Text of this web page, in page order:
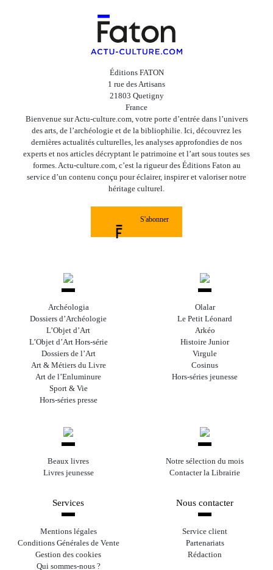
Éditions FATON
1 rue des Artisans
21803 Quetigny
France
Bienvenue sur Actu-culture.com, votre porte d’entrée dans l’univers
des arts, de l’archéologie et de la bibliophilie. Ici, découvrez les
dernières actualités culturelles, les analyses approfondies de nos
experts et nos articles décryptant le patrimoine et l’art sous toutes ses
formes. Actu-culture.com, c’est la rigueur des Éditions Faton au
service d’un contenu conçu pour éclairer, inspirer et valoriser notre
héritage culturel.
S'abonner
Archéologia
Dossiers d’Archéologie
L’Objet d’Art
L’Objet d’Art Hors-série
Dossiers de l’Art
Art & Métiers du Livre
Art de l’Enluminure
Sport & Vie
Hors-séries presse
Olalar
Le Petit Léonard
Arkéo
Histoire Junior
Virgule
Cosinus
Hors-séries jeunesse
Beaux livres
Livres jeunesse
Notre sélection du mois
Contacter la Librairie
Services
Mentions légales
Conditions Générales de Vente
Gestion des cookies
Qui sommes-nous ?
Nous contacter
Service client
Partenariats
Rédaction